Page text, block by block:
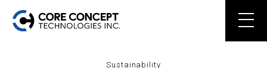
Sustainability